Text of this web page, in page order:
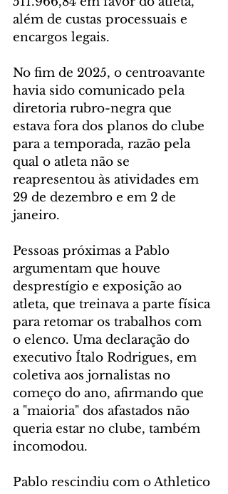
além de custas processuais e
encargos legais.
No fim de 2025, o centroavante
havia sido comunicado pela
diretoria rubro-negra que
estava fora dos planos do clube
para a temporada, razão pela
qual o atleta não se
reapresentou às atividades em
29 de dezembro e em 2 de
janeiro.
Pessoas próximas a Pablo
argumentam que houve
desprestígio e exposição ao
atleta, que treinava a parte física
para retomar os trabalhos com
o elenco. Uma declaração do
executivo Ítalo Rodrigues, em
coletiva aos jornalistas no
começo do ano, afirmando que
a "maioria" dos afastados não
queria estar no clube, também
incomodou.
Pablo rescindiu com o Athletico